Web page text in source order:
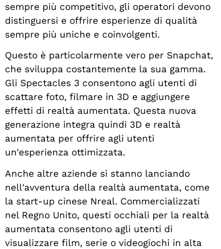
sempre più competitivo, gli operatori devono
distinguersi e offrire esperienze di qualità
sempre più uniche e coinvolgenti.
Questo è particolarmente vero per Snapchat,
che sviluppa costantemente la sua gamma.
Gli Spectacles 3 consentono agli utenti di
scattare foto, filmare in 3D e aggiungere
effetti di realtà aumentata. Questa nuova
generazione integra quindi 3D e realtà
aumentata per offrire agli utenti
un'esperienza ottimizzata.
Anche altre aziende si stanno lanciando
nell'avventura della realtà aumentata, come
la start-up cinese Nreal. Commercializzati
nel Regno Unito, questi occhiali per la realtà
aumentata consentono agli utenti di
visualizzare film, serie o videogiochi in alta